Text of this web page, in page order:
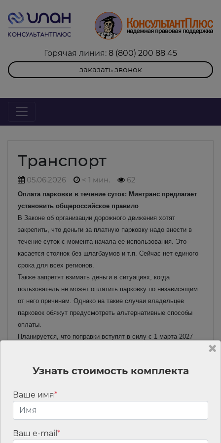
Горячая линия: 8 (800) 200 88 45
заказать звонок
Транспорт
05.06.2026 < 1 мин. 62
Оплата парковки в течение суток: Минтранс предлагает
установить общероссийское правило
В Законе об организации дорожного движения хотят
закрепить, что деньги за платную парковку надо внести в
течение суток с момента начала ее использования. Это
касается стоянок без шлагбаумов и т.п. Сейчас нет единого
срока для всех регионов.
Также запретят взимать деньги в ситуациях, когда
пользователь не может оплатить парковку по независящим
от него причинам. Однако на такие случаи владельцев
парковок обяжут предусмотреть альтернативные способы
оплаты.
Планируется, что поправки вступят в силу с 1 марта 2027
оборудованные для инвалидов или полученные через
органы соцзащиты
Для легковых автомобилей с мощностью двигателя до 100
соцзащиты населения, а также специально оборудованных
Узнать стоимость комплекта
Ваше имя*
Ваш e-mail *